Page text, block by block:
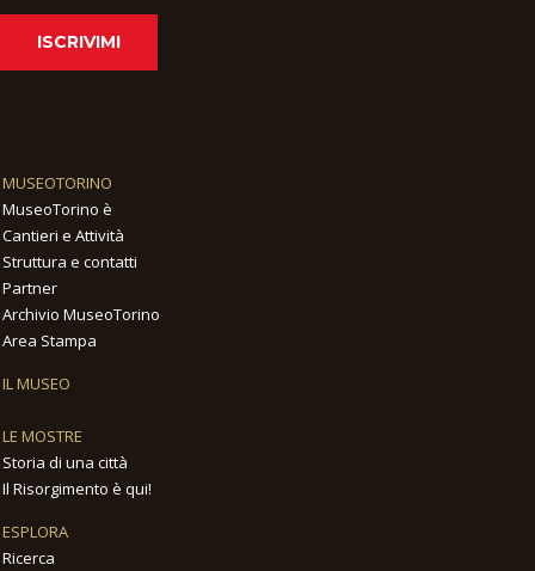
ISCRIVIMI
MUSEOTORINO
MuseoTorino è
Cantieri e Attività
Struttura e contatti
Partner
Archivio MuseoTorino
Area Stampa
IL MUSEO
LE MOSTRE
Storia di una città
Il Risorgimento è qui!
ESPLORA
Ricerca